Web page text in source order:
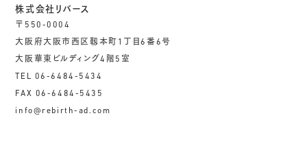
株式会社リバース
〒550-0004
大阪府大阪市西区靱本町1丁目6番6号
大阪華東ビルディング4階5室
TEL 06-6484-5434
FAX 06-6484-5435
info@rebirth-ad.com